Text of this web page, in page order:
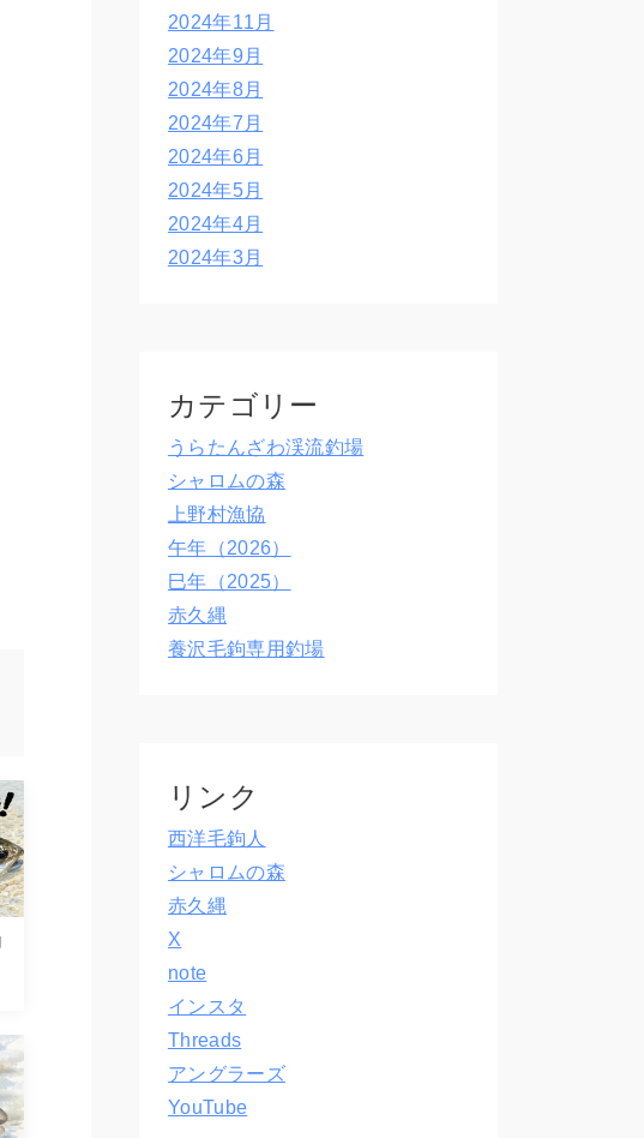
2024年11月
2024年9月
2024年8月
2024年7月
2024年6月
2024年5月
2024年4月
2024年3月
カテゴリー
うらたんざわ渓流釣場
シャロムの森
上野村漁協
午年（2026）
巳年（2025）
赤久縄
養沢毛鉤専用釣場
リンク
西洋毛鉤人
シャロムの森
赤久縄
X
note
インスタ
Threads
アングラーズ
YouTube